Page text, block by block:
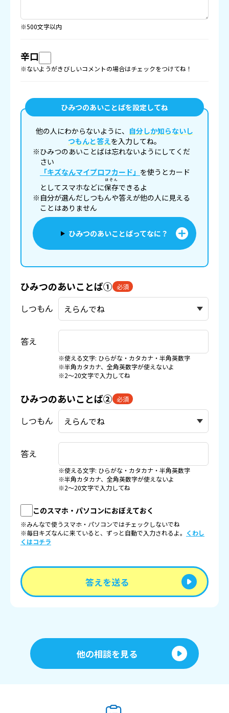
※500文字以内
辛口
※ないようがきびしいコメントの場合はチェックをつけてね！
ひみつのあいことばを設定してね
他の人にわからないように、 自分しか知らないし
つもんと答えを入力してね。
※ひみつのあいことばは忘れないようにしてくだ
さい
「キズなんマイプロフカード」 を使うとカード
としてスマホなどに保存
ほぞん
できるよ
※自分が選んだしつもんや答えが他の人に見える
ことはありません
ひみつのあいことばってなに？
ひみつのあいことば① 必須
しつもん
答え
※使える文字: ひらがな・カタカナ・半角英数字
※半角カタカナ、全角英数字が使えないよ
※2〜20文字で入力してね
ひみつのあいことば② 必須
しつもん
答え
※使える文字: ひらがな・カタカナ・半角英数字
※半角カタカナ、全角英数字が使えないよ
※2〜20文字で入力してね
このスマホ・パソコンにおぼえておく
※みんなで使うスマホ・パソコンではチェックしないでね
※毎日キズなんに来ていると、ずっと自動で入力されるよ。 くわし
くはコチラ
答えを送る
他の相談を見る